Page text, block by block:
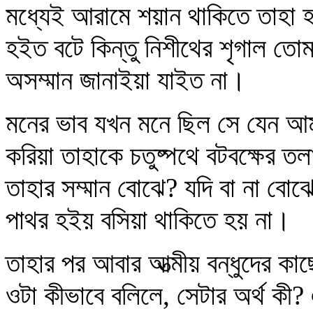
মধ্যেই আরামে শয়ান থাকিতে তাহা
হইত বটে কিন্তু নিশীথের শৃগাল
অসম্মান জানাইয়া যাইত না।
মনের ভাব যখন মনে ছিল সে যেন
করিয়া তাহাকে চতুষ্পথে বটবক্ষের
তাহার সম্মান বোঝে? যদি বা না
পাথর হইয় বসিয়া থাকিতে হয় না।
তাহার পর আবার আত্মীয় বন্ধুদের
ওটা কীভাবে বলিলে, সেটার অর্থ